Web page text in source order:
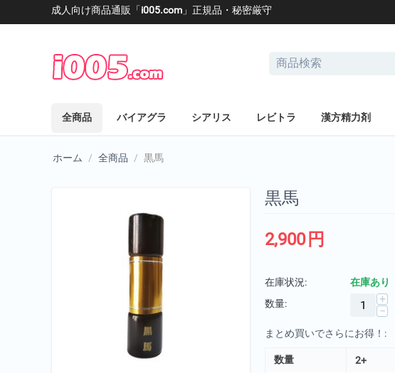
成人向け商品通販「i005.com 」正規品・秘密厳守
全商品 バイアグラ シアリス レビトラ 漢方精力剤
ホーム / 全商品 / 黒馬
黒馬
2,900 円
在庫状況:
在庫あり
数量:
+
−
まとめ買いでさらにお得！:
数量 2+